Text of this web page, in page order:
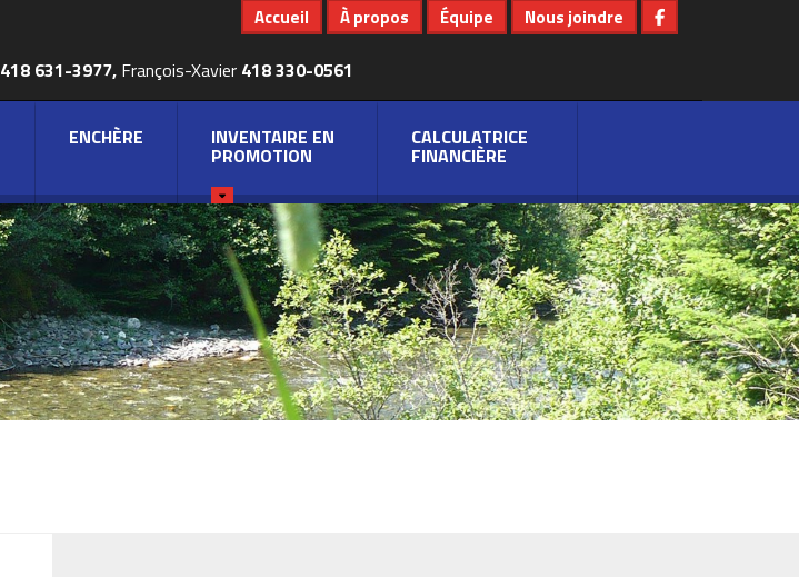
418 631-3977, François-Xavier 418 330-0561
Accueil À propos Équipe Nous joindre
ENCHÈRE INVENTAIRE EN
PROMOTION
CALCULATRICE
FINANCIÈRE